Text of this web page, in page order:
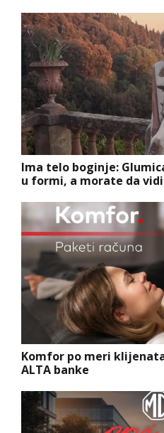
Ima telo boginje:
u formi, a morate da
Komfor po meri
ALTA banke